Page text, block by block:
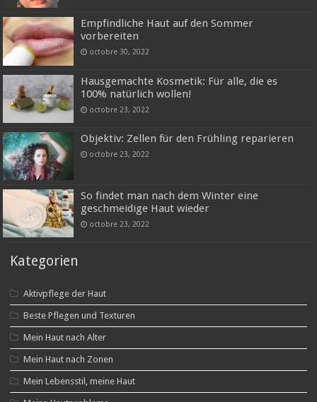
Empfindliche Haut auf den Sommer
vorbereiten
octobre 30, 2022
Hausgemachte Kosmetik: Für alle, die es
100% natürlich wollen!
octobre 23, 2022
Objektiv: Zellen für den Frühling reparieren
octobre 23, 2022
So findet man nach dem Winter eine
geschmeidige Haut wieder
octobre 23, 2022
Kategorien
Aktivpflege der Haut
Beste Pflegen und Texturen
Mein Haut nach Alter
Mein Haut nach Zonen
Mein Lebensstil, meine Haut